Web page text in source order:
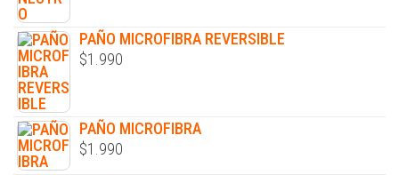
PAÑO MICROFIBRA REVERSIBLE
$1.990
PAÑO MICROFIBRA
$1.990